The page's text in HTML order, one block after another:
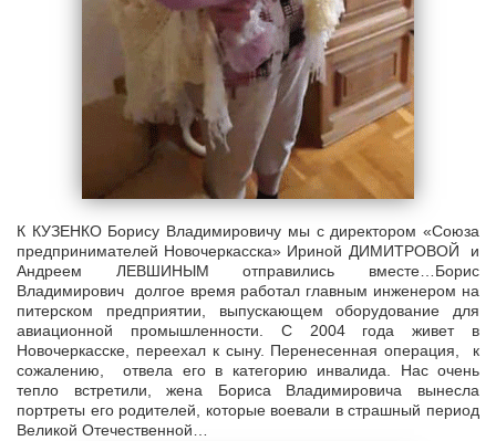
К КУЗЕНКО Борису Владимировичу мы с директором «Союза
предпринимателей Новочеркасска» Ириной ДИМИТРОВОЙ и
Андреем ЛЕВШИНЫМ отправились вместе…Борис
Владимирович долгое время работал главным инженером на
питерском предприятии, выпускающем оборудование для
авиационной промышленности. С 2004 года живет в
Новочеркасске, переехал к сыну. Перенесенная операция, к
сожалению, отвела его в категорию инвалида. Нас очень
тепло встретили, жена Бориса Владимировича вынесла
портреты его родителей, которые воевали в страшный период
Великой Отечественной…